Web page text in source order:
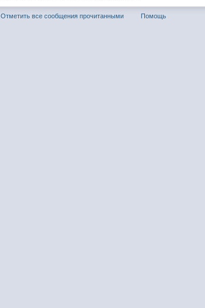
Отметить все сообщения прочитанными Помощь